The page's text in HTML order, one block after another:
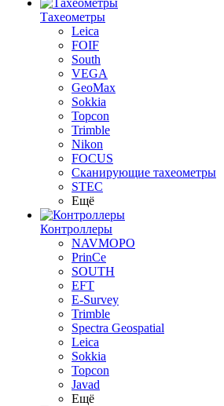
Тахеометры
Leica
FOIF
South
VEGA
GeoMax
Sokkia
Topcon
Trimble
Nikon
FOCUS
Сканирующие тахеометры
STEC
Ещё
Контроллеры
NAVMOPO
PrinCe
SOUTH
EFT
E-Survey
Trimble
Spectra Geospatial
Leica
Sokkia
Topcon
Javad
Ещё